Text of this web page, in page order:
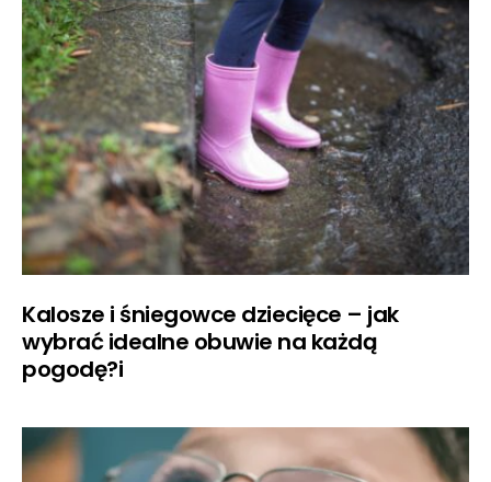
Kalosze i śniegowce dziecięce – jak
wybrać idealne obuwie na każdą
pogodę?i